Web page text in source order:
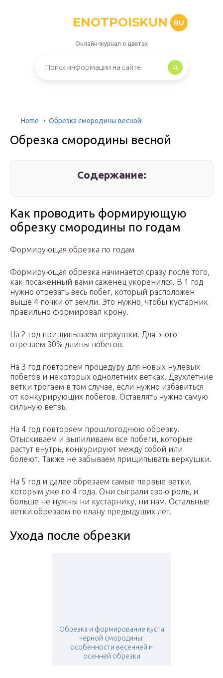
ENOTPOISKUN RU
Онлайн-журнал о цветах
Home Обрезка смородины весной
Обрезка смородины весной
Содержание:
Как проводить формирующую
обрезку смородины по годам
Формирующая обрезка по годам
Формирующая обрезка начинается сразу после того,
как посаженный вами саженец укоренился. В 1 год
нужно отрезать весь побег, который расположен
выше 4 почки от земли. Это нужно, чтобы кустарник
правильно формировал крону.
На 2 год прищипываем верхушки. Для этого
отрезаем 30% длины побегов.
На 3 год повторяем процедуру для новых нулевых
побегов и некоторых однолетних ветках. Двухлетние
ветки трогаем в том случае, если нужно избавиться
от конкурирующих побегов. Оставлять нужно самую
сильную ветвь.
На 4 год повторяем прошлогоднюю обрезку.
Отыскиваем и выпиливаем все побеги, которые
растут внутрь, конкурируют между собой или
болеют. Также не забываем прищипывать верхушки.
На 5 год и далее обрезаем самые первые ветки,
которым уже по 4 года. Они сыграли свою роль, и
больше не нужны ни кустарнику, ни нам. Остальные
ветки обрезаем по плану предыдущих лет.
Ухода после обрезки
Обрезка и формирование куста
чёрной смородины:
особенности весенней и
осенней обрезки